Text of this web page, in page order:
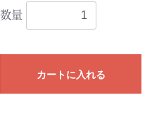
数量
カートに入れる